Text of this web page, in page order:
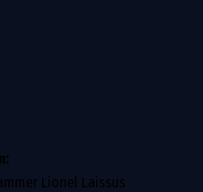
Lionel Laissus